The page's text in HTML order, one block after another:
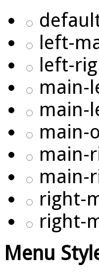
left-
left-
main-
main-
main-
main-
main-
right-
right-
Menu